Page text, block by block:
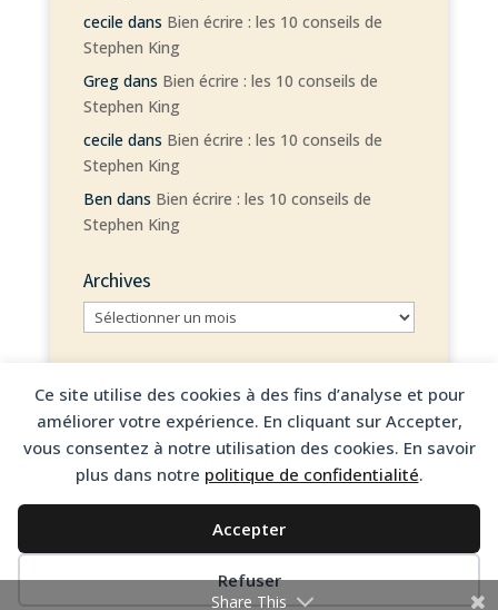
Ce site utilise des cookies à des fins d’analyse et pour
améliorer votre expérience. En cliquant sur Accepter,
vous consentez à notre utilisation des cookies. En savoir
plus dans notre politique de confidentialité.
Accepter
Refuser
ceciledans Bien écrire : les 10 conseils de
Stephen King
Gregdans Bien écrire : les 10 conseils de
Stephen King
ceciledans Bien écrire : les 10 conseils de
Stephen King
Bendans Bien écrire : les 10 conseils de
Stephen King
Archives
Archives
© 2026 Cécile Bouquet – Tous droits réservés
Politique de confidentialité
Share This